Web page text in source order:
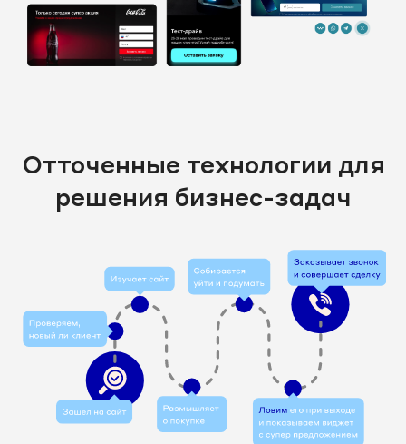
Отточенные технологии для
решения бизнес-задач